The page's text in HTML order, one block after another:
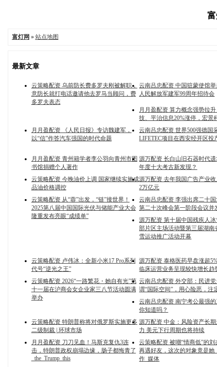
富灯网 » 站点地图
最新文章
云策略配资 乌前防长费多罗夫刚被解职，
意防长就打电话邀请他去罗马当顾问，费
多罗夫表态
云南吕忠配资 中国驻蒙使馆
人民解放军建军99周年招待会
月月盈配资 算力概念强势拉
技、平治信息20%涨停，宏景
月月盈配资 《人民日报》专访魏建军，
以“信”作答汽车强国的时代命题
云南吕忠配资 世界500强德国
LIFETEC项目在西安经开区投
月月盈配资 青州籍学者李公羽向青州市图
书馆捐赠个人著作
源万配资 长白山旧石器时代
年度十大考古新发现？
云策略配资 今晚油价上调 国家继续实施成
品油价格调控
源万配资 去年我国广告产业
2万亿元
云策略配资 从“蓉”出发，“链”接世界！
2025第八届中国国际光伏与储能产业大会
隆重发布亮眼“成绩单”
云南吕忠配资 李强出席二十
第二十次峰会第一阶段会议并
源万配资 第十届中国残疾人
部片区主场活动暨第三届湖南
雪运动推广活动开幕
云策略配资 卢伟冰：全新小米17 Pro系列
代号“逆光之王”
源万配资 泰格医药早盘涨超
临床运营业务呈现较快增长趋
云策略配资 2026“一路繁花・她自有光”第
十一届在沪商会女企业家三八节活动圆满
举办
云南吕忠配资 外交部：民进
谓“国际空间”，用心险恶，注
云南吕忠配资 南宁考公最强
你知道吗？
云策略配资 特朗普称将对俄罗斯实施更多
二级制裁 | 环球市场
源万配资 中金：风险资产长
力 美元下行周期也将持续
月月盈配资 刀刀见血！马斯克复仇3连
击，特朗普政权崩塌边缘，肠子都悔青了
_the_Trump_this
云策略配资 被嘲“情商低”的
再遇好友，这次的对象竟是她
作_媒体